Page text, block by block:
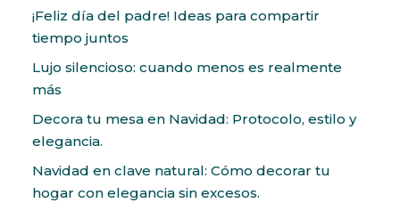
¡Feliz día del padre! Ideas para compartir
tiempo juntos
Lujo silencioso: cuando menos es realmente
más
Decora tu mesa en Navidad: Protocolo, estilo y
elegancia.
Navidad en clave natural: Cómo decorar tu
hogar con elegancia sin excesos.